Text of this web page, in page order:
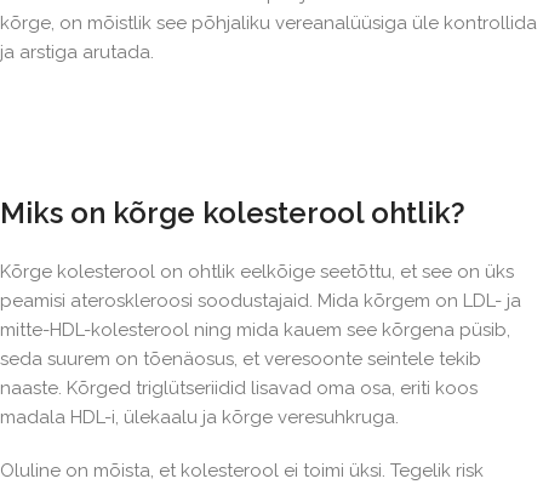
kõrge, on mõistlik see põhjaliku vereanalüüsiga üle kontrollida
ja arstiga arutada.
Miks on kõrge kolesterool ohtlik?
Kõrge kolesterool on ohtlik eelkõige seetõttu, et see on üks
peamisi ateroskleroosi soodustajaid. Mida kõrgem on LDL- ja
mitte-HDL-kolesterool ning mida kauem see kõrgena püsib,
seda suurem on tõenäosus, et veresoonte seintele tekib
naaste. Kõrged triglütseriidid lisavad oma osa, eriti koos
madala HDL-i, ülekaalu ja kõrge veresuhkruga.
Oluline on mõista, et kolesterool ei toimi üksi. Tegelik risk